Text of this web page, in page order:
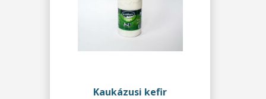
Kaukázusi kefir